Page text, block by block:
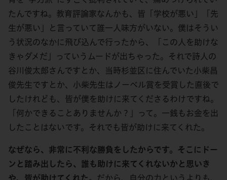
たんですね。教育評論家なんかも、皆「学校が悪い」「先
生が悪い」と言っていて誰一人味方がいない。僕はそうい
う状況のなかに飛び込んで行ったから、「この人を助けな
きゃダメだ」っていうムードが出ちゃった。それで詩人の
谷川俊太郎さんですとか、当時杉並区に住んでいた小柴昌
俊先生ですとか、小柴先生はノーベル賞を受賞した直後で
したけれども、皆が僕を助けに来てくださるわけですね。
「何かできることありませんか？」って。一銭もお金を出
したことはないです。それでも皆が助けに来てくれた。
なぜなら、非常に不利な勝負をしたからです。そこにドー
ンと踏み出したら、誰も助けに来てくれないかと思いき
や、皆が助けてくれた。だから、自分の力というよりも、